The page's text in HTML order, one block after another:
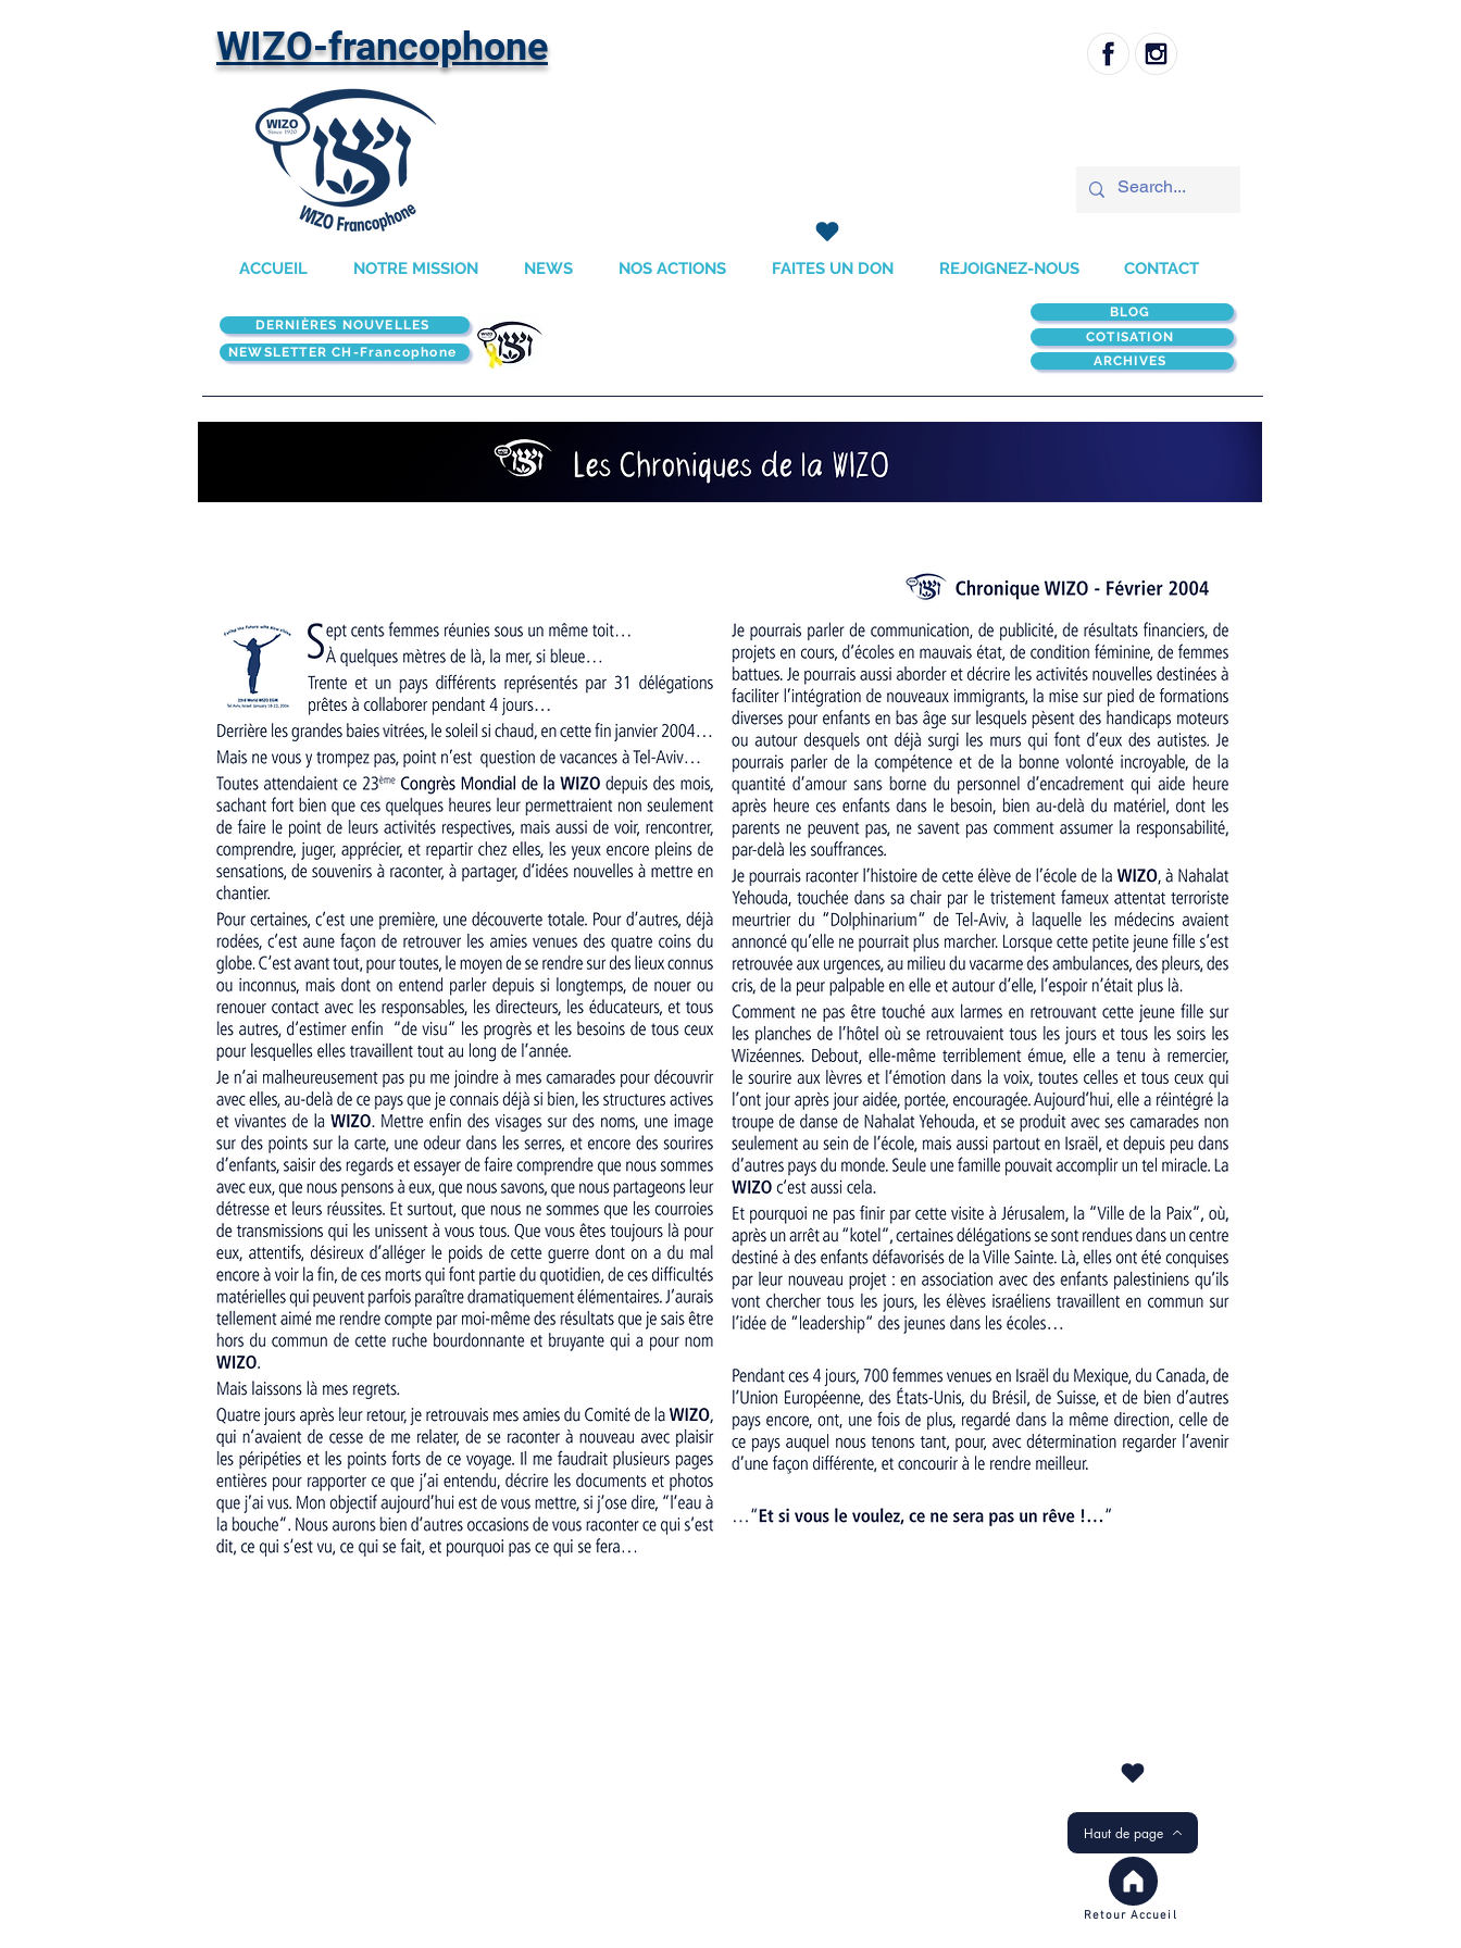
WIZO-francophone
ACCUEIL NOTRE MISSION NEWS NOS ACTIONS FAITES UN DON REJOIGNEZ-NOUS CONTACT
DERNIÈRES NOUVELLES
NEWSLETTER CH-Francophone
BLOG
COTISATION
ARCHIVES
Haut de page
Retour Accueil